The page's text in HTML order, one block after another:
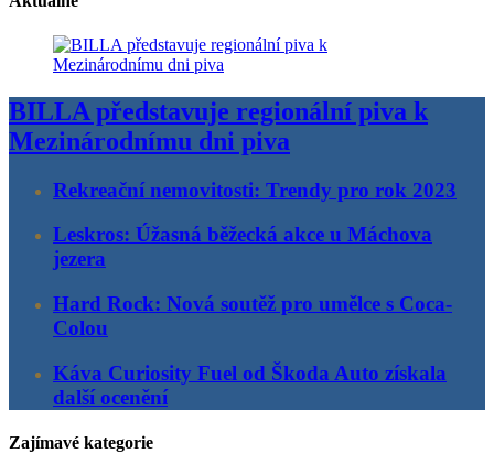
BILLA představuje regionální piva k
Mezinárodnímu dni piva
Rekreační nemovitosti: Trendy pro rok 2023
Leskros: Úžasná běžecká akce u Máchova
jezera
Hard Rock: Nová soutěž pro umělce s Coca-
Colou
Káva Curiosity Fuel od Škoda Auto získala
další ocenění
Zajímavé kategorie